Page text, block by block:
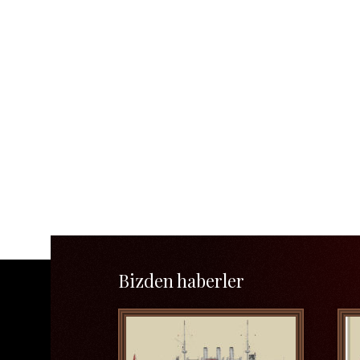
Bizden haberler